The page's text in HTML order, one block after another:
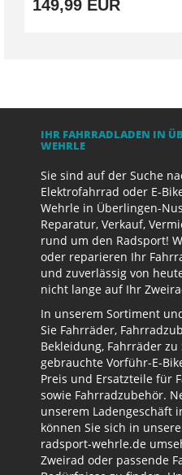
149,99 EUR
IHR FAHRRADLADEN IN
WEHRLE
Sie sind auf der Suche
Elektrofahrrad oder E-
Wehrle in Überlingen-
Reparatur, Verkauf,
rund um den Radsport!
oder reparieren Ihr
und zuverlässig von
nicht lange auf Ihr
In unserem Sortiment
Sie Fahrräder,
Bekleidung, Fahrräder
gebrauchte Vorführ-E-
Preis und Ersatzteile für
sowie Fahrradzubehör.
unserem Ladengeschäft
können Sie sich in
radsport-wehrle.de
Zweirad oder passende